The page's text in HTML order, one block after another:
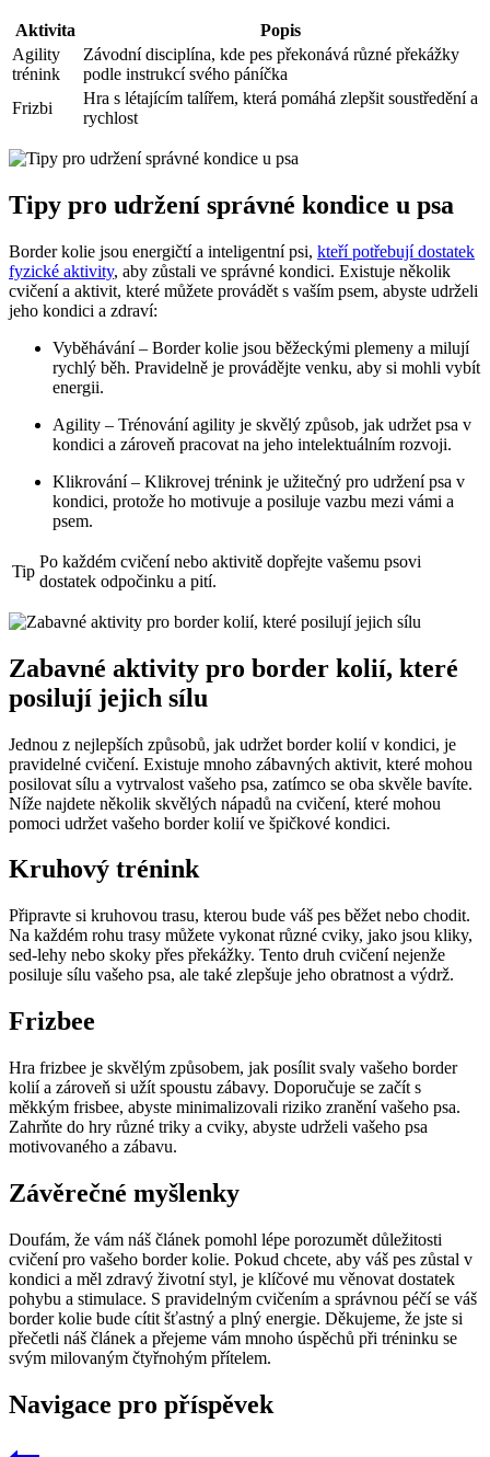
Aktivita
Popis
Agility
trénink
Závodní disciplína, kde pes překonává různé překážky
podle instrukcí svého páníčka
Frizbi
Hra s létajícím talířem, která pomáhá zlepšit soustředění a
rychlost
Tipy pro udržení správné kondice u psa
Border kolie jsou energičtí a inteligentní psi, kteří potřebují dostatek
fyzické aktivity, aby zůstali ve správné kondici. Existuje několik
cvičení a aktivit, které můžete provádět s vaším psem, abyste udrželi
jeho kondici a zdraví:
Vyběhávání – Border kolie jsou běžeckými plemeny a milují
rychlý běh. Pravidelně je provádějte venku, aby si mohli vybít
energii.
Agility – Trénování agility je skvělý způsob, jak udržet psa v
kondici a zároveň pracovat na jeho intelektuálním rozvoji.
Klikrování – Klikrovej trénink je užitečný pro udržení psa v
kondici, protože ho motivuje a posiluje vazbu mezi vámi a
psem.
Tip
Po každém cvičení nebo aktivitě dopřejte vašemu psovi
dostatek odpočinku a pití.
Zabavné aktivity pro border kolií, které
posilují jejich sílu
Jednou z nejlepších způsobů, jak udržet border kolií v kondici, je
pravidelné cvičení. Existuje mnoho zábavných aktivit, které mohou
posilovat sílu a vytrvalost vašeho psa, zatímco se oba skvěle bavíte.
Níže najdete několik skvělých nápadů na cvičení, které mohou
pomoci udržet vašeho border kolií ve špičkové kondici.
Kruhový trénink
Připravte si kruhovou trasu, kterou bude váš pes běžet nebo chodit.
Na každém rohu trasy můžete vykonat různé cviky, jako jsou kliky,
sed-lehy nebo skoky přes překážky. Tento druh cvičení nejenže
posiluje sílu vašeho psa, ale také zlepšuje jeho obratnost a výdrž.
Frizbee
Hra frizbee je skvělým způsobem, jak posílit svaly vašeho border
kolií a zároveň si užít spoustu zábavy. Doporučuje se začít s
měkkým frisbee, abyste minimalizovali riziko zranění vašeho psa.
Zahrňte do hry různé triky a cviky, abyste udrželi vašeho psa
motivovaného a zábavu.
Závěrečné myšlenky
Doufám, že vám náš článek pomohl lépe porozumět důležitosti
cvičení pro vašeho border kolie. Pokud chcete, aby váš pes zůstal v
kondici a měl zdravý životní styl, je klíčové mu věnovat dostatek
pohybu a stimulace. S pravidelným cvičením a správnou péčí se váš
border kolie bude cítit šťastný a plný energie. Děkujeme, že jste si
přečetli náš článek a přejeme vám mnoho úspěchů při tréninku se
svým milovaným čtyřnohým přítelem.
Navigace pro příspěvek